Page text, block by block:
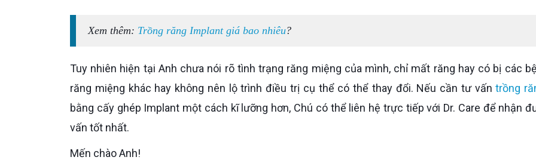
Xem thêm: Trồng răng Implant giá bao nhiêu?
Tuy nhiên hiện tại Anh chưa nói rõ tình trạng răng miệng của mình, chỉ mất răng hay có bị các bệnh về
răng miệng khác hay không nên lộ trình điều trị cụ thể có thể thay đổi. Nếu cần tư vấntrồng
bằng cấy ghép Implant một cách kĩ lưỡng hơn, Chú có thể liên hệ trực tiếp với Dr. Care để nhận
vấn tốt nhất.
Mến chào Anh!